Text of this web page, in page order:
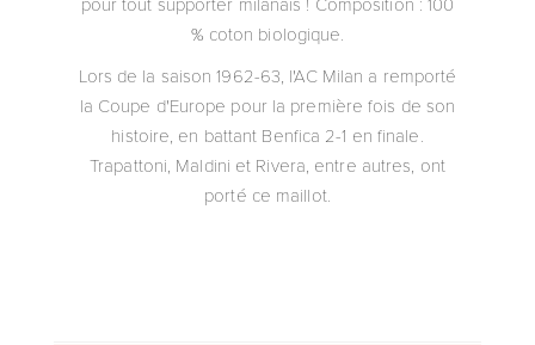
% coton biologique.
Lors de la saison 1962-63, l'AC Milan a remporté
la Coupe d'Europe pour la première fois de son
histoire, en battant Benfica 2-1 en finale.
Trapattoni, Maldini et Rivera, entre autres, ont
porté ce maillot.